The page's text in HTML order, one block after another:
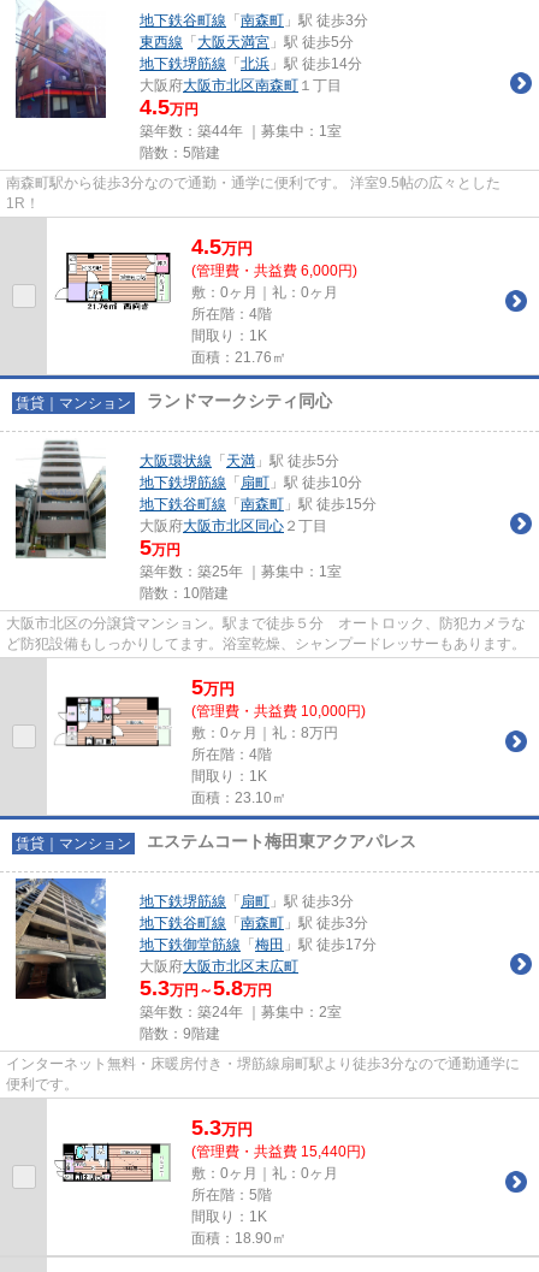
地下鉄谷町線 「 南森町 」駅 徒歩3分
東西線 「 大阪天満宮 」駅 徒歩5分
地下鉄堺筋線 「 北浜 」駅 徒歩14分
大阪府大阪市北区南森町 １丁目
4.5万円
築年数：築44年 ｜募集中： 1室
階数：5階建
南森町駅から徒歩3分なので通勤・通学に便利です。 洋室9.5帖の広々とした
1R！
4.5万円
(管理費・共益費 6,000円)
敷：0ヶ月｜礼：0ヶ月
所在階：4階
間取り：1K
面積：21.76㎡
賃貸｜マンション ランドマークシティ同心
大阪環状線 「 天満 」駅 徒歩5分
地下鉄堺筋線 「 扇町 」駅 徒歩10分
地下鉄谷町線 「 南森町 」駅 徒歩15分
大阪府大阪市北区 同心 ２丁目
5万円
築年数：築25年 ｜募集中： 1室
階数：10階建
大阪市北区の分譲貸マンション。駅まで徒歩５分 オートロック、防犯カメラな
ど防犯設備もしっかりしてます。浴室乾燥、シャンプードレッサーもあります。
5万円
(管理費・共益費 10,000円)
敷：0ヶ月｜礼：8万円
所在階：4階
間取り：1K
面積：23.10㎡
賃貸｜マンション エステムコート梅田東アクアパレス
地下鉄堺筋線 「 扇町 」駅 徒歩3分
地下鉄谷町線 「 南森町 」駅 徒歩3分
地下鉄御堂筋線 「 梅田 」駅 徒歩17分
大阪府大阪市北区末広町
5.3万円～5.8万円
築年数：築24年 ｜募集中： 2室
階数：9階建
インターネット無料・床暖房付き・堺筋線扇町駅より徒歩3分なので通勤通学に
便利です。
5.3万円
(管理費・共益費 15,440円)
敷：0ヶ月｜礼：0ヶ月
所在階：5階
間取り：1K
面積：18.90㎡